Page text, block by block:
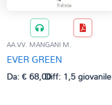
AA.VV. MANGANI M.
EVER GREEN
Da:€68,00Diff: 1,5 giovanile